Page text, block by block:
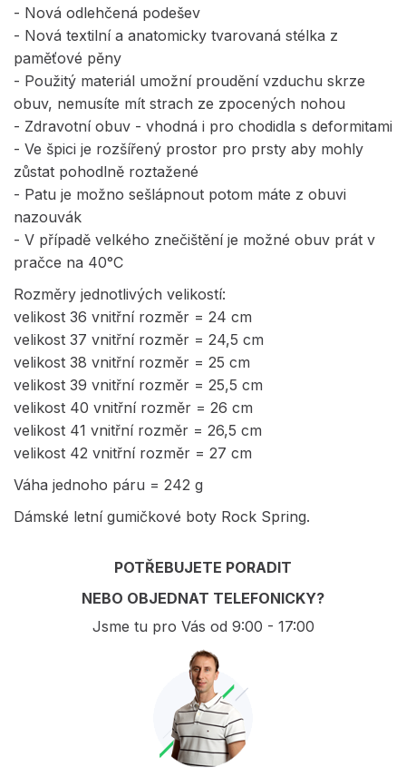
- Nová odlehčená podešev
- Nová textilní a anatomicky tvarovaná stélka z
paměťové pěny
- Použitý materiál umožní proudění vzduchu skrze
obuv, nemusíte mít strach ze zpocených nohou
- Zdravotní obuv - vhodná i pro chodidla s deformitami
- Ve špici je rozšířený prostor pro prsty aby mohly
zůstat pohodlně roztažené
- Patu je možno sešlápnout potom máte z obuvi
nazouvák
- V případě velkého znečištění je možné obuv prát v
pračce na 40°C
Rozměry jednotlivých velikostí:
velikost 36 vnitřní rozměr = 24 cm
velikost 37 vnitřní rozměr = 24,5 cm
velikost 38 vnitřní rozměr = 25 cm
velikost 39 vnitřní rozměr = 25,5 cm
velikost 40 vnitřní rozměr = 26 cm
velikost 41 vnitřní rozměr = 26,5 cm
velikost 42 vnitřní rozměr = 27 cm
Váha jednoho páru = 242 g
Dámské letní gumičkové boty Rock Spring.
POTŘEBUJETE PORADIT
NEBO OBJEDNAT TELEFONICKY?
Jsme tu pro Vás od 9:00 - 17:00